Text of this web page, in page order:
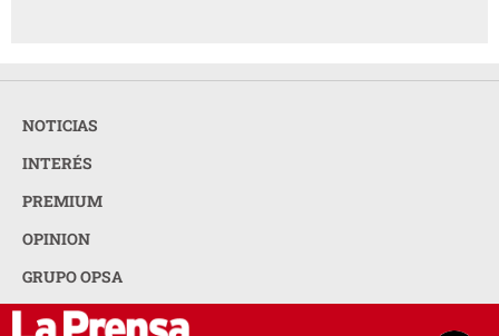
NOTICIAS
INTERÉS
PREMIUM
OPINION
GRUPO OPSA